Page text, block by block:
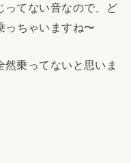
ってない音なので、ど
っちゃいますね〜
乗ってないと思いま